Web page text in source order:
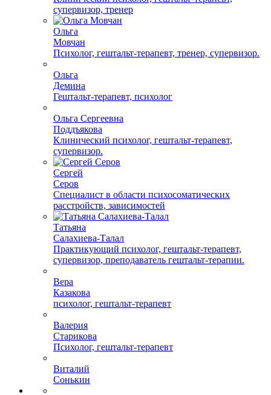
супервизор, тренер
Ольга
Мовчан
Психолог, гештальт-терапевт, тренер, супервизор.
Ольга
Демина
Гештальт-терапевт, психолог
Ольга Сергеевна
Поддъякова
Клинический психолог, гештальт-терапевт,
супервизор.
Сергей
Серов
Специалист в области психосоматических
расстройств, зависимостей
Татьяна
Салахиева-Талал
Практикующий психолог, гештальт-терапевт,
супервизор, преподаватель гештальт-терапии.
Вера
Казакова
психолог, гештальт-терапевт
Валерия
Старикова
Психолог, гештальт-терапевт
Виталий
Сонькин